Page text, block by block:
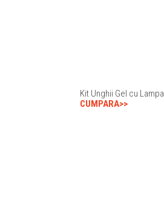
Kit Unghii Gel cu Lampa
CUMPARA>>